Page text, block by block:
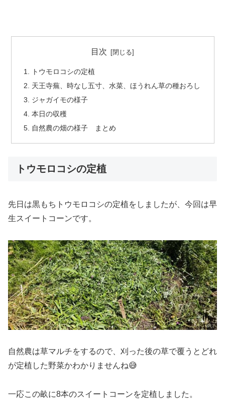
目次
トウモロコシの定植
天王寺蕪、時なし五寸、水菜、ほうれん草の種おろし
ジャガイモの様子
本日の収穫
自然農の畑の様子 まとめ
トウモロコシの定植
先日は黒もちトウモロコシの定植をしましたが、今回は早
生スイートコーンです。
自然農は草マルチをするので、刈った後の草で覆うとどれ
が定植した野菜かわかりませんね😅
一応この畝に8本のスイートコーンを定植しました。